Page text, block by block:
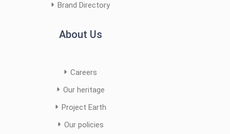
Brand Directory
About Us
Careers
Our heritage
Project Earth
Our policies